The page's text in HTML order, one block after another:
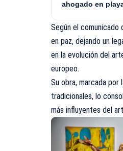
ahogado en
Según el comunicado
en paz, dejando un
en la evolución del
europeo.
Su obra, marcada por
tradicionales, lo
más influyentes del